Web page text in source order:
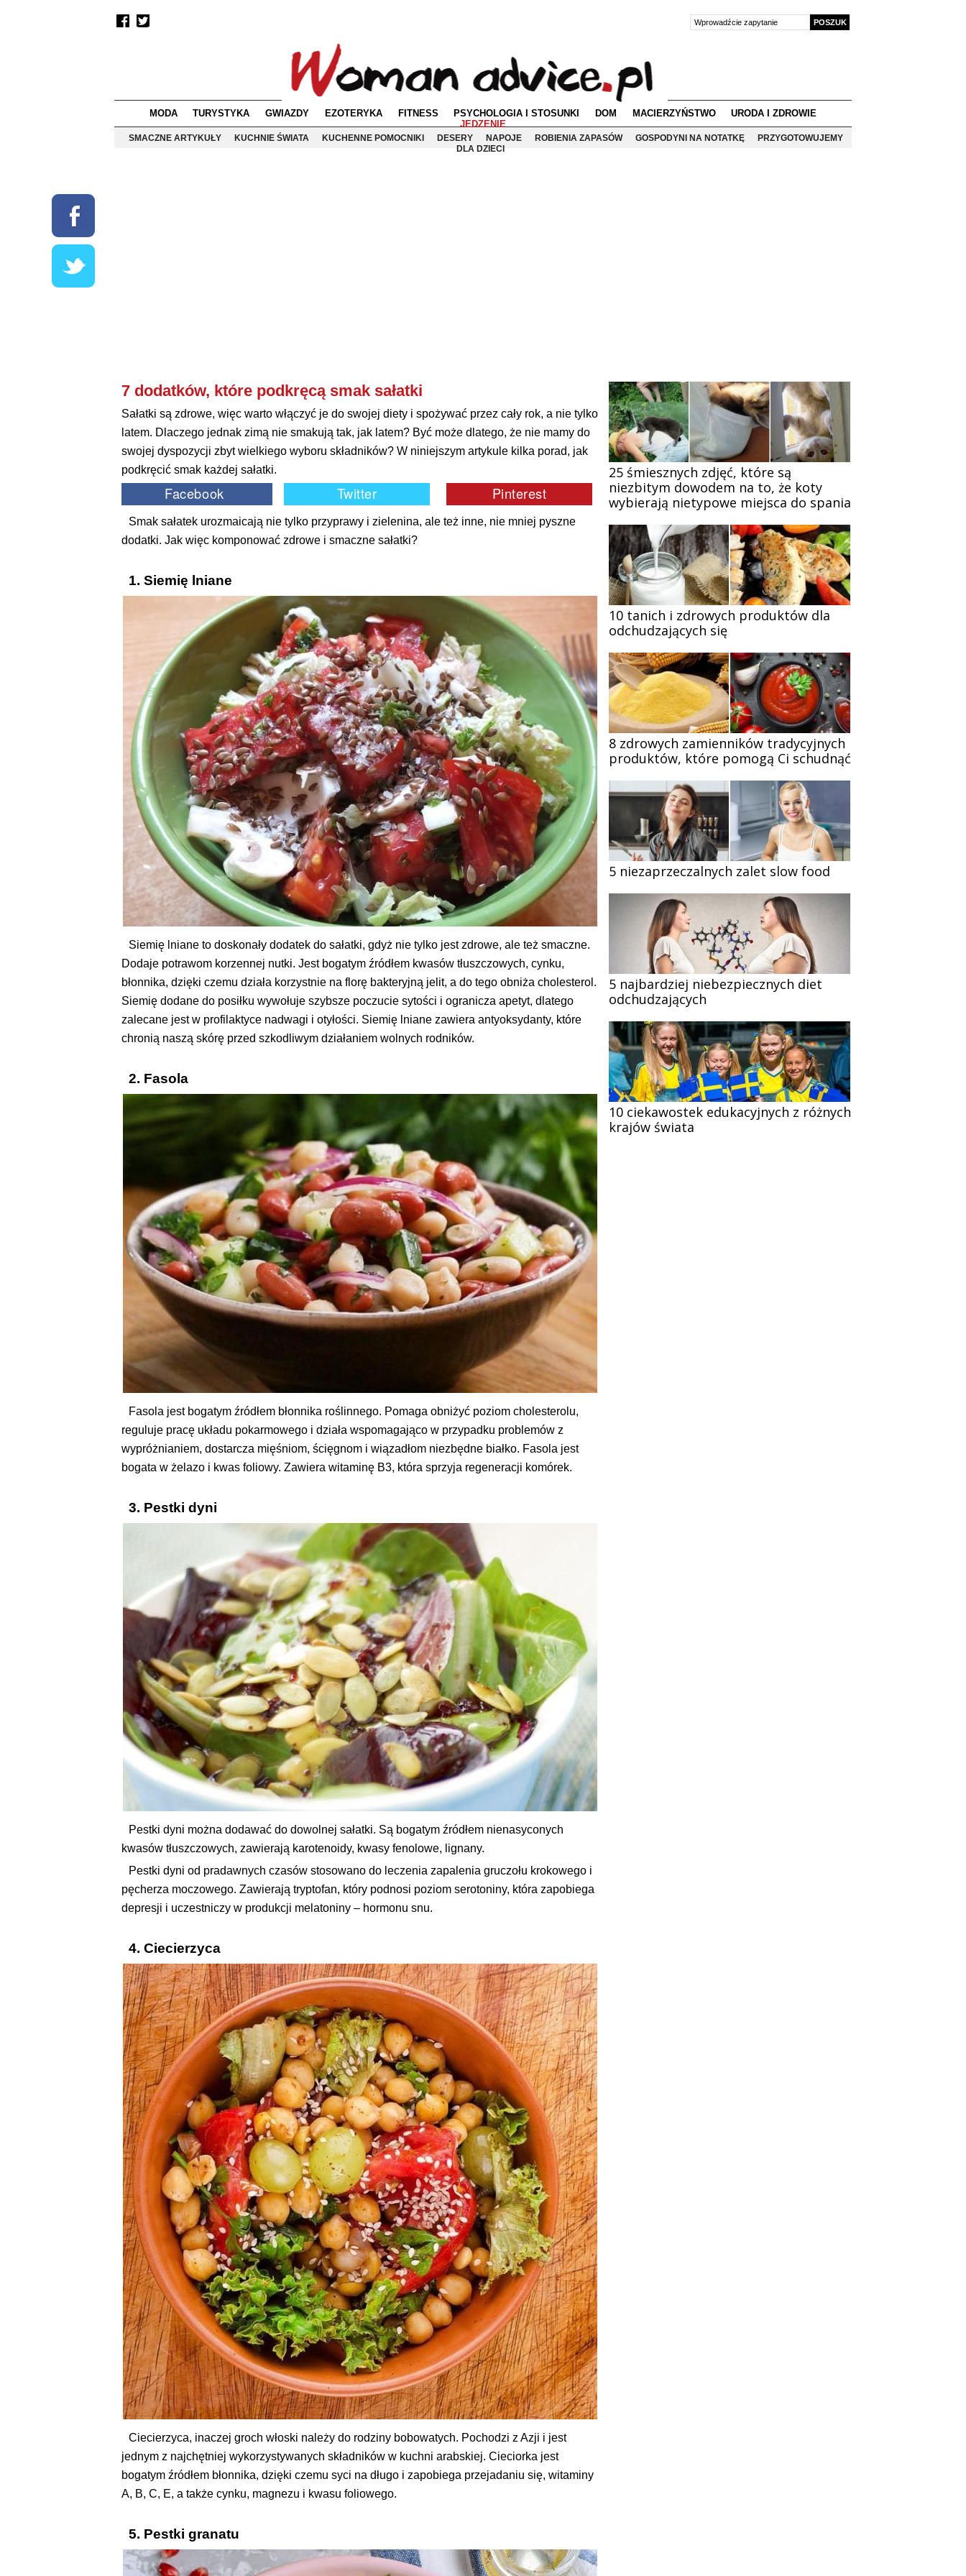
MODA TURYSTYKA GWIAZDY EZOTERYKA FITNESS PSYCHOLOGIA I STOSUNKI DOM MACIERZYŃSTWO
URODA I ZDROWIE
JEDZENIE
SMACZNE ARTYKUŁY
KUCHNIE ŚWIATA KUCHENNE POMOCNIKI DESERY NAPOJE ROBIENIA ZAPASÓW GOSPODYNI NA NOTATKĘ
PRZYGOTOWUJEMY
DLA DZIECI
7 dodatków, które podkręcą smak sałatki
Sałatki są zdrowe, więc warto włączyć je do swojej diety i spożywać przez cały rok, a nie tylko
latem. Dlaczego jednak zimą nie smakują tak, jak latem? Być może dlatego, że nie mamy do
swojej dyspozycji zbyt wielkiego wyboru składników? W niniejszym artykule kilka porad, jak
podkręcić smak każdej sałatki.
Smak sałatek urozmaicają nie tylko przyprawy i zielenina, ale też inne, nie mniej pyszne
dodatki. Jak więc komponować zdrowe i smaczne sałatki?
1. Siemię lniane
Siemię lniane to doskonały dodatek do sałatki, gdyż nie tylko jest zdrowe, ale też smaczne.
Dodaje potrawom korzennej nutki. Jest bogatym źródłem kwasów tłuszczowych, cynku,
błonnika, dzięki czemu działa korzystnie na florę bakteryjną jelit, a do tego obniża cholesterol.
Siemię dodane do posiłku wywołuje szybsze poczucie sytości i ogranicza apetyt, dlatego
zalecane jest w profilaktyce nadwagi i otyłości. Siemię lniane zawiera antyoksydanty, które
chronią naszą skórę przed szkodliwym działaniem wolnych rodników.
2. Fasola
Fasola jest bogatym źródłem błonnika roślinnego. Pomaga obniżyć poziom cholesterolu,
reguluje pracę układu pokarmowego i działa wspomagająco w przypadku problemów z
wypróżnianiem, dostarcza mięśniom, ścięgnom i wiązadłom niezbędne białko. Fasola jest
bogata w żelazo i kwas foliowy. Zawiera witaminę B3, która sprzyja regeneracji komórek.
3. Pestki dyni
Pestki dyni można dodawać do dowolnej sałatki. Są bogatym źródłem nienasyconych
kwasów tłuszczowych, zawierają karotenoidy, kwasy fenolowe, lignany.
Pestki dyni od pradawnych czasów stosowano do leczenia zapalenia gruczołu krokowego i
pęcherza moczowego. Zawierają tryptofan, który podnosi poziom serotoniny, która zapobiega
depresji i uczestniczy w produkcji melatoniny – hormonu snu.
4. Ciecierzyca
Ciecierzyca, inaczej groch włoski należy do rodziny bobowatych. Pochodzi z Azji i jest
jednym z najchętniej wykorzystywanych składników w kuchni arabskiej. Cieciorka jest
bogatym źródłem błonnika, dzięki czemu syci na długo i zapobiega przejadaniu się, witaminy
A, B, C, E, a także cynku, magnezu i kwasu foliowego.
5. Pestki granatu
25 śmiesznych zdjęć, które są
niezbitym dowodem na to, że koty
wybierają nietypowe miejsca do spania
10 tanich i zdrowych produktów dla
odchudzających się
8 zdrowych zamienników tradycyjnych
produktów, które pomogą Ci schudnąć
5 niezaprzeczalnych zalet slow food
5 najbardziej niebezpiecznych diet
odchudzających
10 ciekawostek edukacyjnych z różnych
krajów świata